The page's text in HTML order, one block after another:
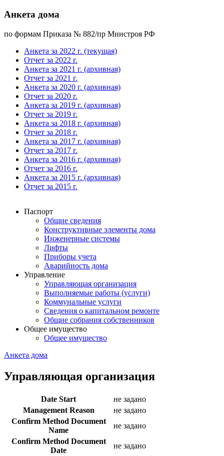
Анкета дома
по формам Приказа № 882/пр Минстроя РФ
Анкета за 2022 г. (текущая)
Отчет за 2022 г.
Анкета за 2021 г. (архивная)
Отчет за 2021 г.
Анкета за 2020 г. (архивная)
Отчет за 2020 г.
Анкета за 2019 г. (архивная)
Отчет за 2019 г.
Анкета за 2018 г. (архивная)
Отчет за 2018 г.
Анкета за 2017 г. (архивная)
Отчет за 2017 г.
Анкета за 2016 г. (архивная)
Отчет за 2016 г.
Анкета за 2015 г. (архивная)
Отчет за 2015 г.
Паспорт
Общие сведения
Конструктивные элементы дома
Инженерные системы
Лифты
Приборы учета
Аварийность дома
Управление
Управляющая организация
Выполняемые работы (услуги)
Коммунальные услуги
Сведения о капитальном ремонте
Общие собрания собственников
Общее имущество
Общее имущество
Анкета дома
Управляющая организация
Date Start
не задано
Management Reason
не задано
Confirm Method Document
Name
не задано
Confirm Method Document
Date
не задано